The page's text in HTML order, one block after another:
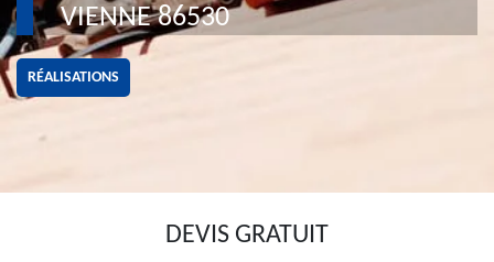
VIENNE 86530
RÉALISATIONS
DEVIS GRATUIT